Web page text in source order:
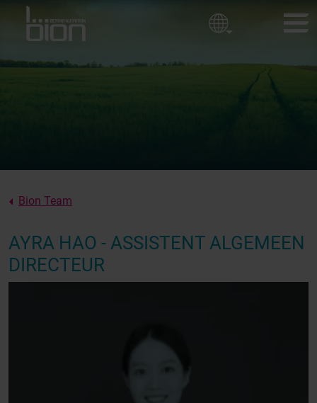
Bion Team
AYRA HAO - ASSISTENT ALGEMEEN
DIRECTEUR
BION-PRODUCTEN
Sierteelt
Sportvelden
Golfbanen
Bedrijfsbeleid
CONTACT